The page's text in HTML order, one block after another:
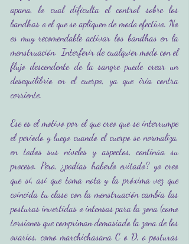
apana, lo cual dificulta el control sobre los
bandhas o el que se apliquen de modo efectivo. No
es muy recomendable activar los bandhas en la
menstruación.  Interferir de cualquier modo con el
flujo descendente de la sangre puede crear un
desequilibrio en el cuerpo, ya que iría contra
corriente.
Ese es el motivo por el que creo que se interrumpe
el período y luego cuando el cuerpo se normaliza,
en todos sus niveles y aspectos, continúa su
proceso. Pero, ¿podías haberlo evitado? yo creo
que sí, así que toma nota y la próxima vez que
coincida tu clase con la menstruación cambia las
posturas invertidas o intensas para la zona (como
torsiones que compriman demasiado la zona de los
ovarios, como marchichasana C o D, o posturas